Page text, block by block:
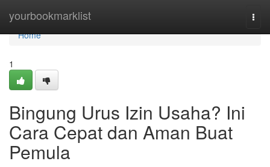
yourbookmarklist
Home
Home
1
Bingung Urus Izin Usaha? Ini
Cara Cepat dan Aman Buat
Pemula